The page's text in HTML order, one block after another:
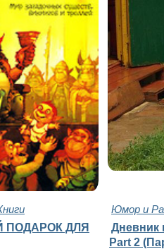
Юмор и
ДЛЯ
Дневник
Part 2